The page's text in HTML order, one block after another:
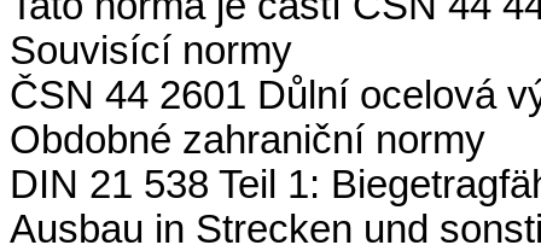
Souvisící normy
ČSN 44 2601 Důlní ocelová
Obdobné zahraniční normy
DIN 21 538 Teil 1:
Ausbau in Strecken und